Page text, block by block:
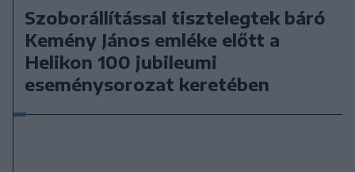
Szoborállítással tisztelegtek báró
Kemény János emléke előtt a
Helikon 100 jubileumi
eseménysorozat keretében